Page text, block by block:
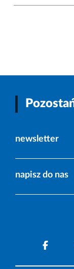
newsletter
napisz do nas